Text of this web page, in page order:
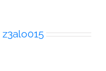
z3alo015